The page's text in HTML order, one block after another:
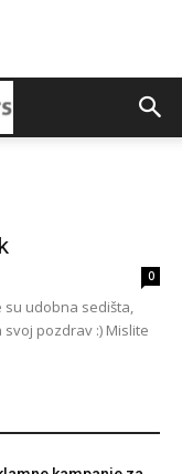
0
su udobna sedišta,
pozdrav :) Mislite